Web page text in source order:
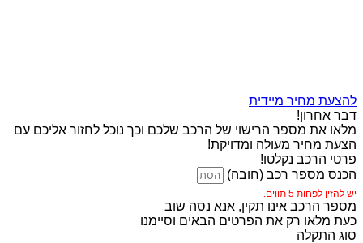
להצעת מחיר מיידית
דבר אחרון!
מלאו את מספר הרישוי של הרכב שלכם וכך נוכל לחזור אליכם עם
הצעת מחיר מעולה ומדויקת!
פרטי הרכב נקלטו!
הכנס מספר רכב (חובה)
יש להזין לפחות 5 תווים.
מספר הרכב אינו תקין, אנא נסה שוב
כעת מלאו רק את הפרטים הבאים וסיימנו
סוג התקלה